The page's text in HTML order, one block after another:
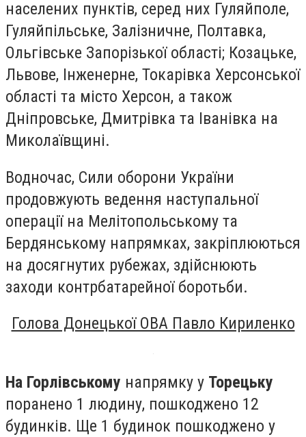
населених пунктів, серед них Гуляйполе,
Гуляйпільське, Залізничне, Полтавка,
Ольгівське Запорізької області; Козацьке,
Львове, Інженерне, Токарівка Херсонської
області та місто Херсон, а також
Дніпровське, Дмитрівка та Іванівка на
Миколаївщині.
Водночас, Сили оборони України
продовжують ведення наступальної
операції на Мелітопольському та
Бердянському напрямках, закріплюються
на досягнутих рубежах, здійснюють
заходи контрбатарейної боротьби.
Голова Донецької ОВА Павло Кириленко
На Горлівському напрямку у Торецьку
поранено 1 людину, пошкоджено 12
будинків. Ще 1 будинок пошкоджено у